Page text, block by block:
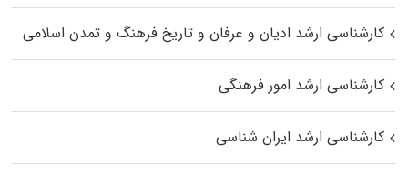
کارشناسی ارشد ادیان و عرفان و تاریخ فرهنگ و تمدن اسلامی
کارشناسی ارشد امور فرهنگی
کارشناسی ارشد ایران شناسی